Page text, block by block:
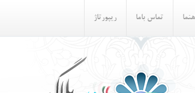
تماس باما ريپورتاژ